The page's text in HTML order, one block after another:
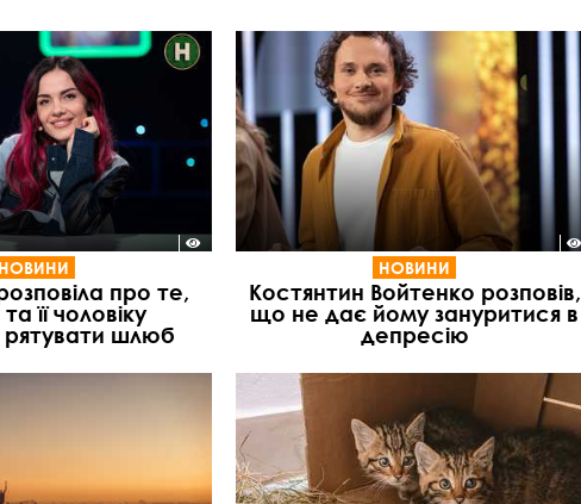
НОВИНИ
про те,
її чоловіку
шлюб
НОВИНИ
Костянтин Войтенко розповів,
що не дає йому зануритися в
депресію